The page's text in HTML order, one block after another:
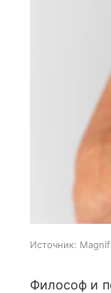
Источник:
Философ и